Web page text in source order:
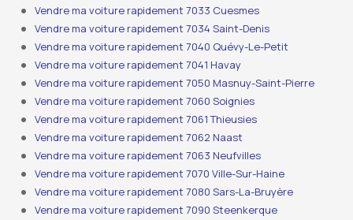
Vendre ma voiture rapidement 7033 Cuesmes
Vendre ma voiture rapidement 7034 Saint-Denis
Vendre ma voiture rapidement 7040 Quévy-Le-Petit
Vendre ma voiture rapidement 7041 Havay
Vendre ma voiture rapidement 7050 Masnuy-Saint-Pierre
Vendre ma voiture rapidement 7060 Soignies
Vendre ma voiture rapidement 7061 Thieusies
Vendre ma voiture rapidement 7062 Naast
Vendre ma voiture rapidement 7063 Neufvilles
Vendre ma voiture rapidement 7070 Ville-Sur-Haine
Vendre ma voiture rapidement 7080 Sars-La-Bruyère
Vendre ma voiture rapidement 7090 Steenkerque